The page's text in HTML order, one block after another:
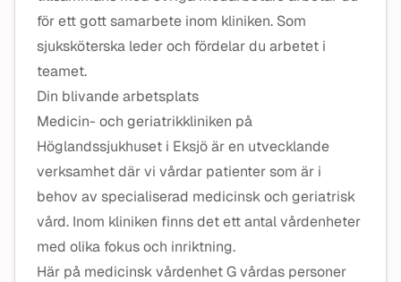
för ett gott samarbete inom kliniken. Som
sjuksköterska leder och fördelar du arbetet i
teamet.
Din blivande arbetsplats
Medicin- och geriatrikkliniken på
Höglandssjukhuset i Eksjö är en utvecklande
verksamhet där vi vårdar patienter som är i
behov av specialiserad medicinsk och geriatrisk
vård. Inom kliniken finns det ett antal vårdenheter
med olika fokus och inriktning.
Här på medicinsk vårdenhet G vårdas personer